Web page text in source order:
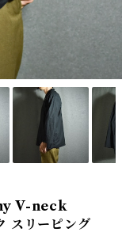
V-neck
リーピング